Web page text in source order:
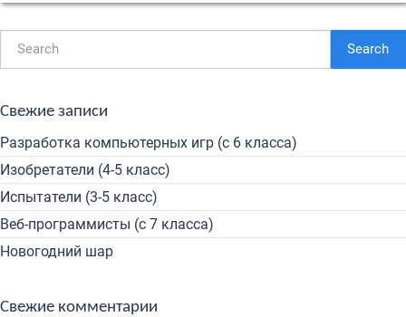
Search
Свежие записи
Разработка компьютерных игр (с 6 класса)
Изобретатели (4-5 класс)
Испытатели (3-5 класс)
Веб-программисты (с 7 класса)
Новогодний шар
Свежие комментарии